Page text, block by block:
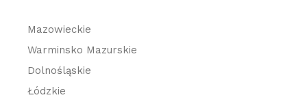
Mazowieckie
Warminsko Mazurskie
Dolnośląskie
Łódzkie